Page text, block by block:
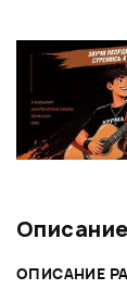
ОПИСАНИЕ